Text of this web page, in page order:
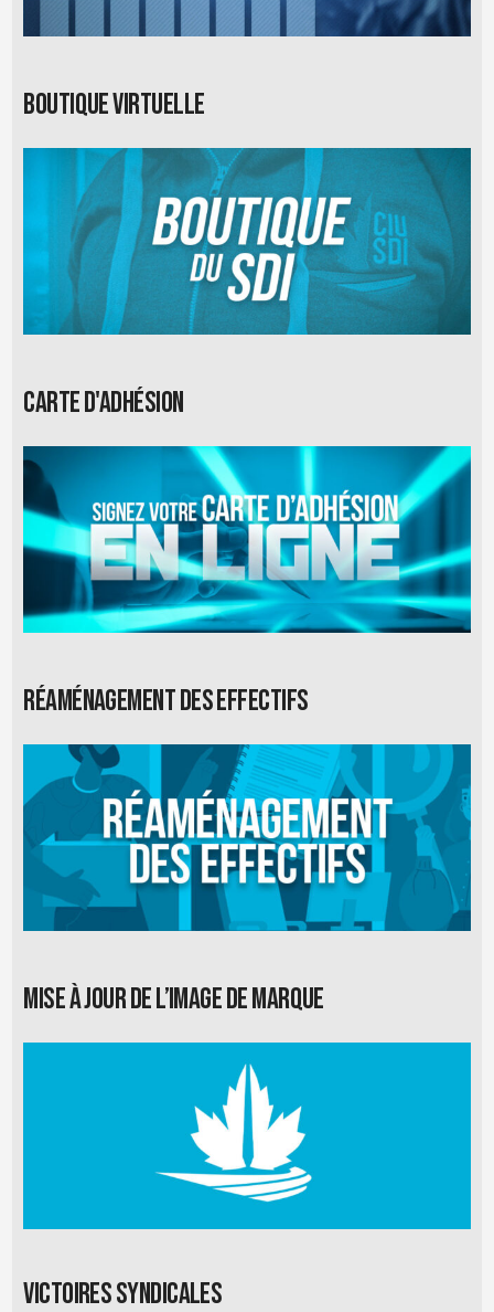
Boutique virtuelle
Carte d'adhésion
Réaménagement des effectifs
Mise à jour de l’image de marque
Victoires syndicales